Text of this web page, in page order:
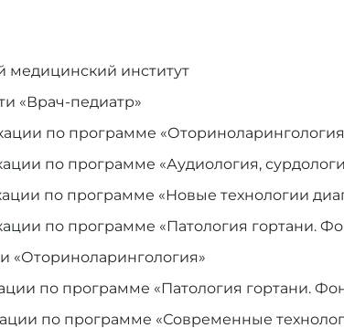
медицинский институт
«Врач-педиатр»
по программе
по программе «Аудиология,
по программе «Новые технологии
по программе «Патология гортани.
«Оториноларингология»
по программе «Патология гортани.
по программе «Современные